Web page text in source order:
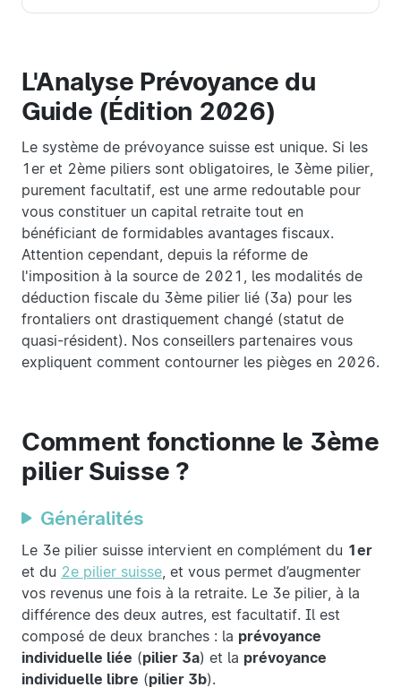
L'Analyse Prévoyance du
Guide (Édition 2026)
Le système de prévoyance suisse est unique. Si les
1er et 2ème piliers sont obligatoires, le 3ème pilier,
purement facultatif, est une arme redoutable pour
vous constituer un capital retraite tout en
bénéficiant de formidables avantages fiscaux.
Attention cependant, depuis la réforme de
l'imposition à la source de 2021, les modalités de
déduction fiscale du 3ème pilier lié (3a) pour les
frontaliers ont drastiquement changé (statut de
quasi-résident). Nos conseillers partenaires vous
expliquent comment contourner les pièges en 2026.
Comment fonctionne le 3ème
pilier Suisse ?
Généralités
Le 3e pilier suisse intervient en complément du 1er
et du 2e pilier suisse, et vous permet d’augmenter
vos revenus une fois à la retraite. Le 3e pilier, à la
différence des deux autres, est facultatif. Il est
composé de deux branches : la prévoyance
individuelle liée (pilier 3a) et la prévoyance
individuelle libre (pilier 3b).